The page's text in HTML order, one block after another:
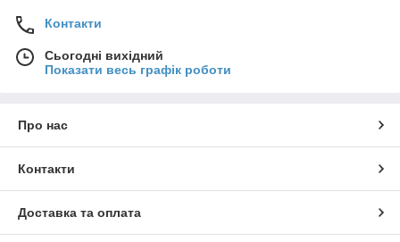
Контакти
Сьогодні вихідний
Показати весь графік роботи
Про нас
Контакти
Доставка та оплата